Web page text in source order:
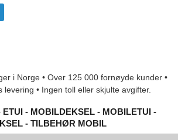
i Norge • Over 125 000 fornøyde kunder •
levering • Ingen toll eller skjulte avgifter.
ETUI - MOBILDEKSEL - MOBILETUI -
- TILBEHØR MOBIL